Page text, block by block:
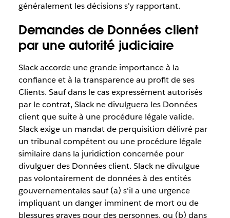
généralement les décisions s'y rapportant.
Demandes de Données client
par une autorité judiciaire
Slack accorde une grande importance à la
confiance et à la transparence au profit de ses
Clients. Sauf dans le cas expressément autorisés
par le contrat, Slack ne divulguera les Données
client que suite à une procédure légale valide.
Slack exige un mandat de perquisition délivré par
un tribunal compétent ou une procédure légale
similaire dans la juridiction concernée pour
divulguer des Données client. Slack ne divulgue
pas volontairement de données à des entités
gouvernementales sauf (a) s'il a une urgence
impliquant un danger imminent de mort ou de
blessures graves pour des personnes, ou (b) dans